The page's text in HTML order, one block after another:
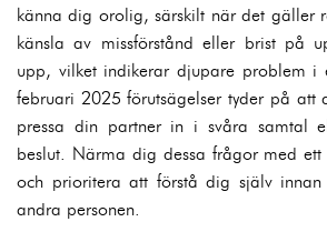
känna dig orolig, särskilt när det gäller
känsla av missförstånd eller brist på
upp, vilket indikerar djupare problem i
februari 2025 förutsägelser tyder på
pressa din partner in i svåra samtal
beslut. Närma dig dessa frågor med
och prioritera att förstå dig själv
andra personen.